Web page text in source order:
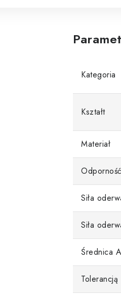
Kategoria
Kształt
Materiał
Siła
Siła
Średnica